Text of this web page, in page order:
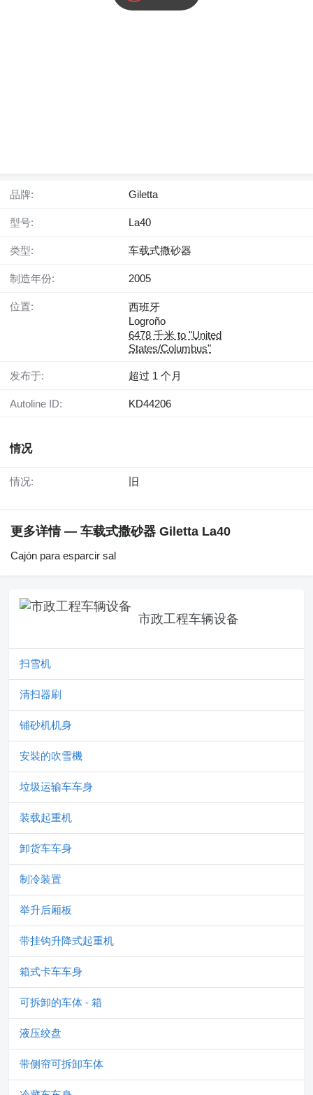
品牌: Giletta
型号: La40
类型: 车载式撒砂器
制造年份: 2005
位置:
西班牙
Logroño
6478 千米 to "United
States/Columbus"
发布于: 超过 1 个月
Autoline ID: KD44206
情况
情况: 旧
更多详情 — 车载式撒砂器 Giletta La40
Cajón para esparcir sal
市政工程车辆设备
扫雪机
清扫器刷
铺砂机机身
安裝的吹雪機
垃圾运输车车身
装载起重机
卸货车车身
制冷装置
举升后厢板
带挂钩升降式起重机
箱式卡车车身
可拆卸的车体 - 箱
液压绞盘
带侧帘可拆卸车体